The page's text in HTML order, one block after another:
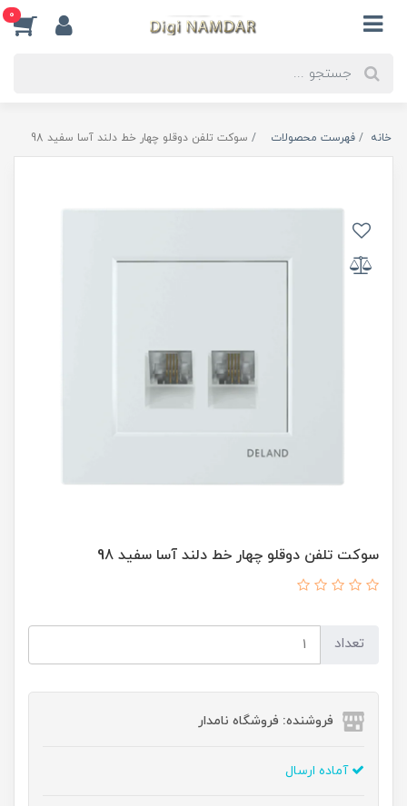
0
خانه فهرست محصولات سوکت تلفن دوقلو چهار خط دلند آسا سفید 98
سوکت تلفن دوقلو چهار خط دلند آسا سفید 98
تعداد
فروشنده: فروشگاه نامدار
آماده ارسال